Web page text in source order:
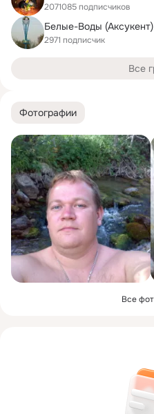
Фотографии
Все
2071085 подписчиков
Белые-Воды
2971 подписчик
Все